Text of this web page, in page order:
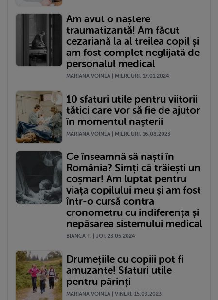
Am avut o naștere
traumatizantă! Am făcut
cezariană la al treilea copil și
am fost complet neglijată de
personalul medical
MARIANA VOINEA | MIERCURI, 17.01.2024
10 sfaturi utile pentru viitorii
tătici care vor să fie de ajutor
în momentul nașterii
MARIANA VOINEA | MIERCURI, 16.08.2023
Ce înseamnă să naști în
România? Simți că trăiești un
coșmar! Am luptat pentru
viața copilului meu și am fost
într-o cursă contra
cronometru cu indiferența și
nepăsarea sistemului medical
BIANCA T. | JOI, 23.05.2024
Drumețiile cu copiii pot fi
amuzante! Sfaturi utile
pentru părinți
MARIANA VOINEA | VINERI, 15.09.2023